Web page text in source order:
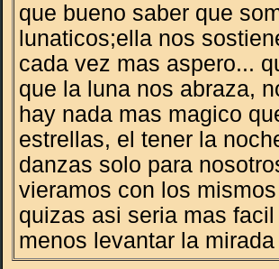
que bueno saber que
lunaticos;ella nos
cada vez mas aspero...
que la luna nos abraza,
hay nada mas magico
estrellas, el tener la
danzas solo para
vieramos con los
quizas asi seria mas
menos levantar la